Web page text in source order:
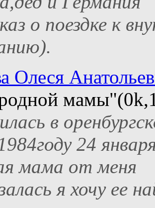
о поездке к
Олеся
в
24
мама от меня
я хочу ее